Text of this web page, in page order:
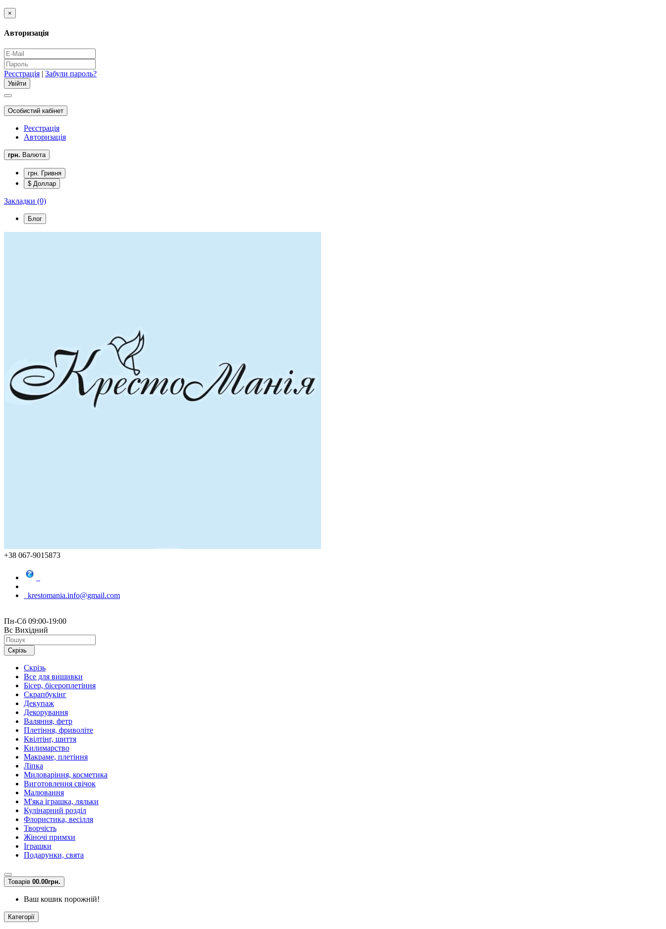
×
Авторизація
Реєстрація | Забули пароль?
Особистий кабінет
Реєстрація
Авторизація
грн. Валюта
грн. Гривня
$ Доллар
Закладки (0)
Блог
+38 067-9015873
krestomania.info@gmail.com
Пн-Сб 09:00-19:00
Вс Вихідний
Скрізь
Скрізь
Все для вишивки
Бісер, бісероплетіння
Скрапбукінг
Декупаж
Декорування
Валяння, фетр
Плетіння, фриволіте
Квілтінг, шиття
Килимарство
Макраме, плетіння
Ліпка
Миловаріння, косметика
Виготовлення свічок
Малювання
М'яка іграшка, ляльки
Кулінарний розділ
Флористика, весілля
Творчість
Жіночі примхи
Іграшки
Подарунки, свята
Товарів 00.00грн.
Ваш кошик порожній!
Категорії